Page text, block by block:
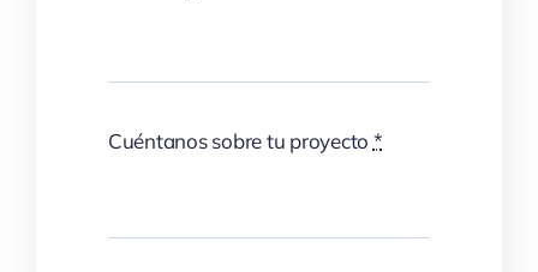
Cuéntanos sobre tu proyecto *